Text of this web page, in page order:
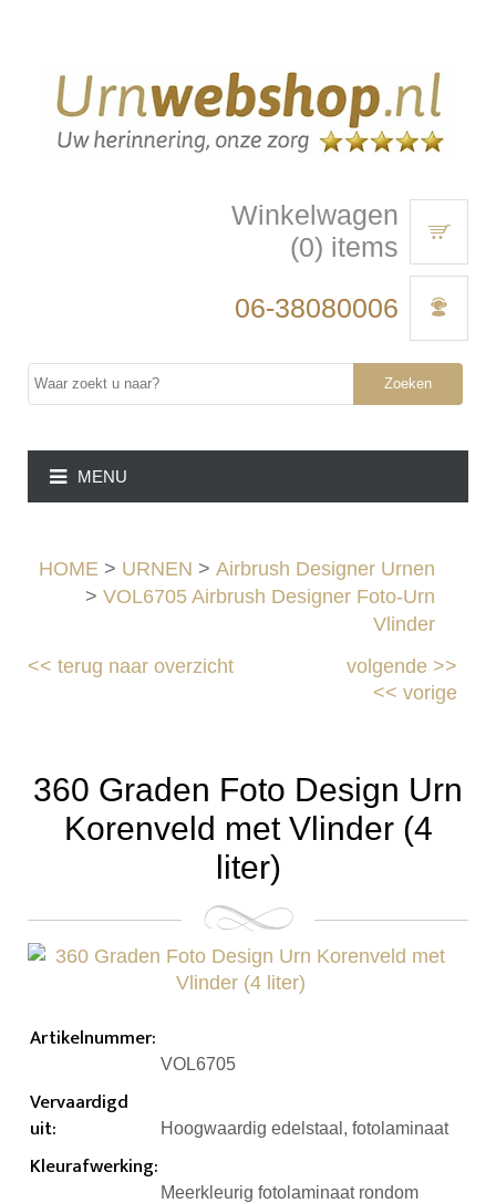
Winkelwagen
(0) items
06-38080006
Zoeken
MENU
HOME > URNEN > Airbrush Designer Urnen
> VOL6705 Airbrush Designer Foto-Urn
Vlinder
<<terug naar overzicht volgende>>
<< vorige
360 Graden Foto Design Urn
Korenveld met Vlinder (4
liter)
Artikelnummer:
VOL6705
Vervaardigd
uit: Hoogwaardig edelstaal, fotolaminaat
Kleurafwerking:
Meerkleurig fotolaminaat rondom